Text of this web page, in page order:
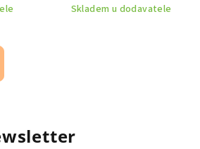
Skladem u dodavatele